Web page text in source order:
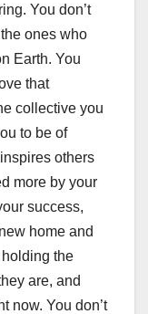
You don’t
ones who
Earth. You
that
collective you
to be of
others
more by your
success,
home and
the
are, and
now. You don’t